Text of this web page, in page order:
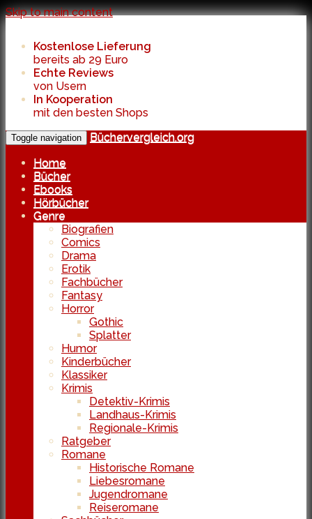
Skip to main content
Kostenlose Lieferung
bereits ab 29 Euro
Echte Reviews
von Usern
In Kooperation
mit den besten Shops
Toggle navigation
Büchervergleich.org
Home
Bücher
Ebooks
Hörbücher
Genre
Biografien
Comics
Drama
Erotik
Fachbücher
Fantasy
Horror
Gothic
Splatter
Humor
Kinderbücher
Klassiker
Krimis
Detektiv-Krimis
Landhaus-Krimis
Regionale-Krimis
Ratgeber
Romane
Historische Romane
Liebesromane
Jugendromane
Reiseromane